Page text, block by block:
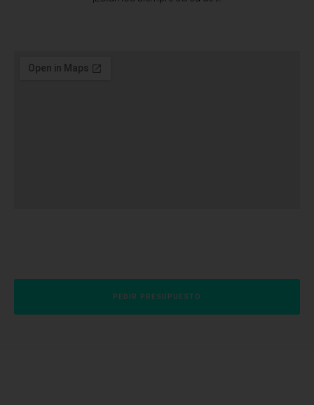
PEDIR PRESUPUESTO